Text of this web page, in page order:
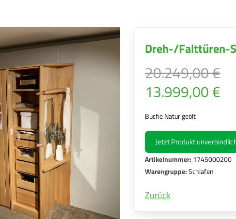
Dreh-/Falttüren-
20.249,00 €
13.999,00 €
Buche Natur geölt
Jetzt Produkt
Artikelnummer: 1745000200
Warengruppe:Schlafen
Zurück